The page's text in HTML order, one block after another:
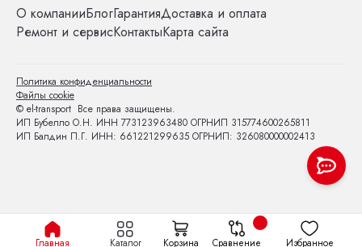
Главная Каталог Корзина Сравнение Избранное
О компанииБлогГарантияДоставка и оплата
Ремонт и сервисКонтактыКарта сайта
© el-transport Все права защищены.
ИП Бубелло О.Н. ИНН 773123963480 ОГРНИП 315774600265811
ИП Балдин П.Г. ИНН: 661221299635 ОГРНИП: 326080000002413
Политика конфиденциальности
Файлы cookie